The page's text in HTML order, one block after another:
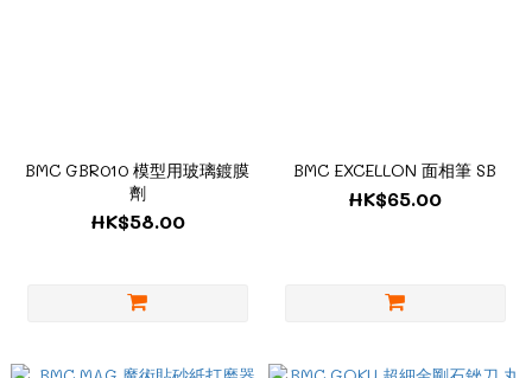
BMC GBR010 模型用玻璃鍍膜
劑
HK$58.00
BMC EXCELLON 面相筆 SB
HK$65.00